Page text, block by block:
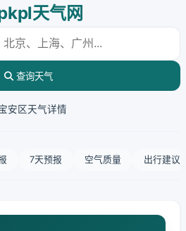
天气网
查询天气
安区天气详情
7天预报 空气质量 出行建议